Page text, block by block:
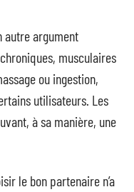
autre argument
musculaires
ou ingestion,
utilisateurs. Les
à sa manière, une
le bon partenaire n’a